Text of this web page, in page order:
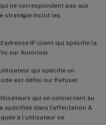
ne correspondent pas aux
stratégie inclut les
IP client qui spécifie la
sur Autoriser.
qui spécifie un
est défini sur Refuser.
qui se connectent au
spécifiée dans l’affectation A.
à l’utilisateur se